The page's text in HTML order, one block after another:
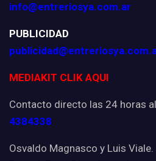
info@entreriosya.com.ar
PUBLICIDAD
MEDIAKIT CLIK AQUI
Contacto directo las 24 horas
4384338
Osvaldo Magnasco y Luis Viale.